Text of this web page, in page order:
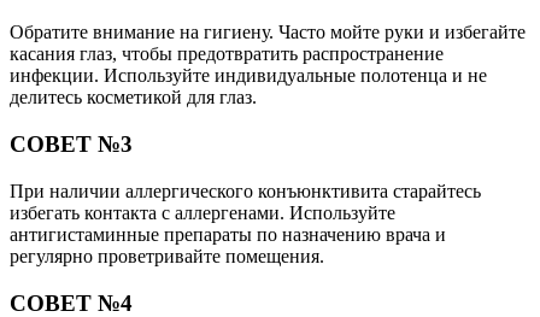
Обратите внимание на гигиену. Часто мойте руки и избегайте
касания глаз, чтобы предотвратить распространение
инфекции. Используйте индивидуальные полотенца и не
делитесь косметикой для глаз.
СОВЕТ №3
При наличии аллергического конъюнктивита старайтесь
избегать контакта с аллергенами. Используйте
антигистаминные препараты по назначению врача и
регулярно проветривайте помещения.
СОВЕТ №4